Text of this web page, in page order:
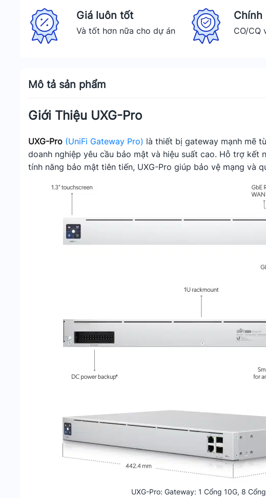
Giá luôn tốt
Và tốt hơn nữa cho dự án
Chính
CO/CQ
Mô tả sản phẩm
Giới Thiệu UXG-Pro
UXG-Pro (UniFi Gateway Pro) là thiết bị gateway mạnh mẽ
doanh nghiệp yêu cầu bảo mật và hiệu suất cao. Hỗ trợ kết
tính năng bảo mật tiên tiến, UXG-Pro giúp bảo vệ mạng và
UXG-Pro: Gateway: 1 Cổng 10G, 8